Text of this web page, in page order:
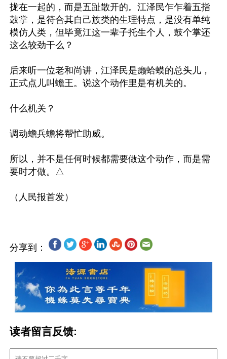
拢在一起的，而是五趾散开的。江泽民乍乍着五指
鼓掌，是符合其自己族类的生理特点，是没有单纯
模仿人类，但毕竟江这一辈子托生个人，鼓个掌还
这么较劲干么？
后来听一位老和尚讲，江泽民是癞蛤蟆的总头儿，
正式点儿叫蟾王。说这个动作里是有机关的。
什么机关？
调动蟾兵蟾将帮忙助威。
所以，并不是任何时候都需要做这个动作，而是需
要时才做。△
分享到：
读者留言反馈: